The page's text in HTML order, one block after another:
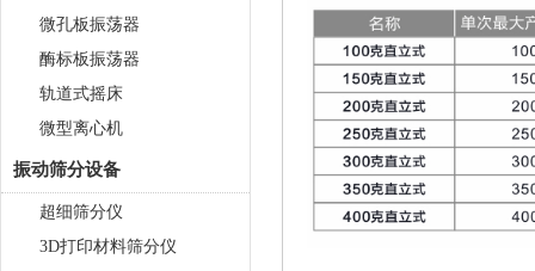
微孔板振荡器
酶标板振荡器
轨道式摇床
微型离心机
振动筛分设备
超细筛分仪
3D打印材料筛分仪